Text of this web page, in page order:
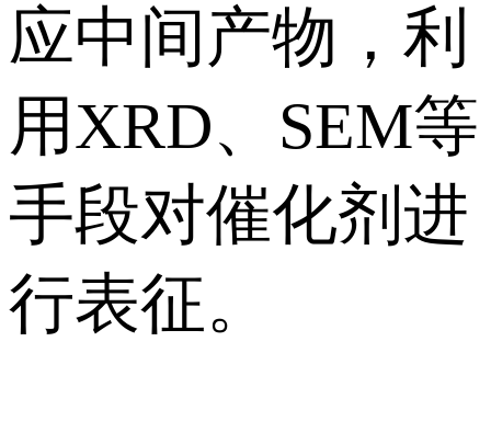
应中间产物，利
用XRD、SEM等
手段对催化剂进
行表征。